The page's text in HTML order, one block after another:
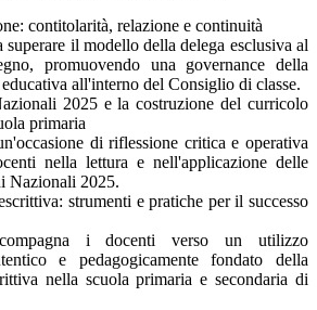
contitolarità, relazione e continuità
superare il modello della delega esclusiva al
promuovendo una governance della
all'interno del Consiglio di classe.
2025 e la costruzione del curricolo
primaria
di riflessione critica e operativa
nella lettura e nell'applicazione delle
Nazionali 2025.
strumenti e pratiche per il successo
i docenti verso un utilizzo
e pedagogicamente fondato della
nella scuola primaria e secondaria di